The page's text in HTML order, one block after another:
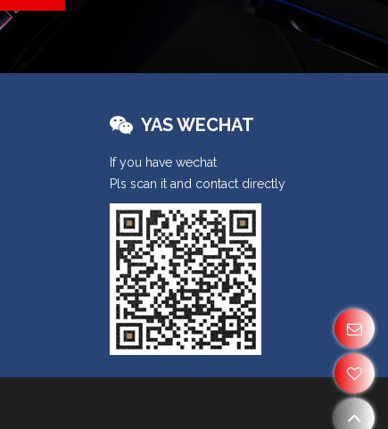
YAS WECHAT
If you have wechat
Pls scan it and contact directly